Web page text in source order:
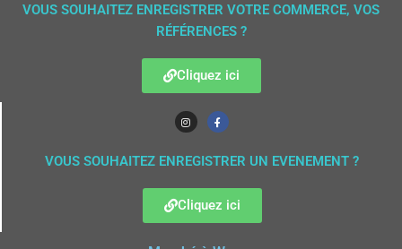
VOUS SOUHAITEZ ENREGISTRER VOTRE COMMERCE, VOS
RÉFÉRENCES ?
Cliquez ici
VOUS SOUHAITEZ ENREGISTRER UN EVENEMENT ?
Cliquez ici